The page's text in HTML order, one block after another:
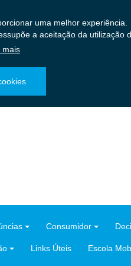
uma melhor experiência.
a aceitação da utilização
mais
Consumidor
Links Úteis Escola